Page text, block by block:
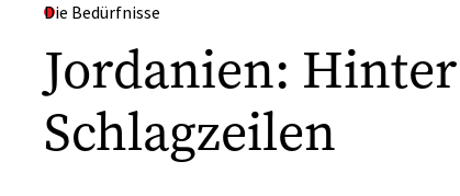
Die Bedürfnisse
Jordanien:
Schlagzeilen